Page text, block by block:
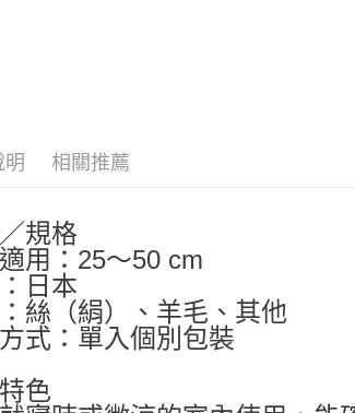
明 相關推薦
規格
用：25～50 cm
日本
絲（絹）、羊毛、其他
式：單入個別包裝
色